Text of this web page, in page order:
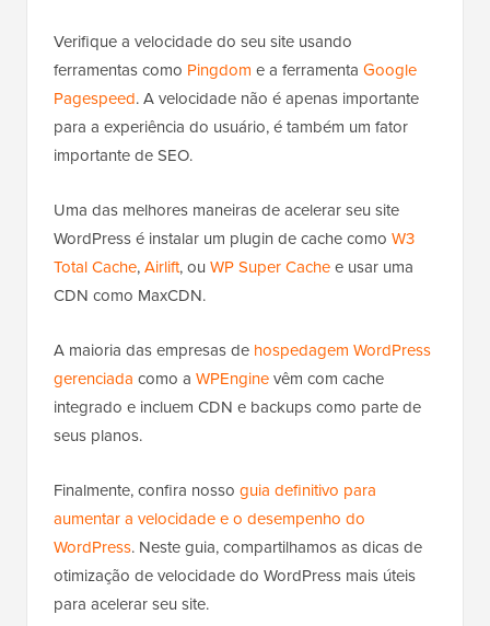
Verifique a velocidade do seu site usando
ferramentas como Pingdom e a ferramenta Google
Pagespeed. A velocidade não é apenas importante
para a experiência do usuário, é também um fator
importante de SEO.
Uma das melhores maneiras de acelerar seu site
WordPress é instalar um plugin de cache como W3
Total Cache,Airlift, ou WP Super Cachee usar uma
CDN como MaxCDN.
A maioria das empresas de hospedagem WordPress
gerenciada como a WPEnginevêm com cache
integrado e incluem CDN e backups como parte de
seus planos.
Finalmente, confira nosso guia definitivo para
aumentar a velocidade e o desempenho do
WordPress. Neste guia, compartilhamos as dicas de
otimização de velocidade do WordPress mais úteis
para acelerar seu site.